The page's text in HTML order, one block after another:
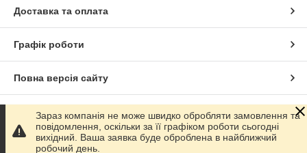
Доставка та оплата
Графік роботи
Повна версія сайту
Сайт створено на маркетплейсіProm.ua
Політика конфіденційності
Зараз компанія не може швидко обробляти замовлення та
повідомлення, оскільки за її графіком роботи сьогодні
вихідний. Ваша заявка буде оброблена в найближчий
робочий день.